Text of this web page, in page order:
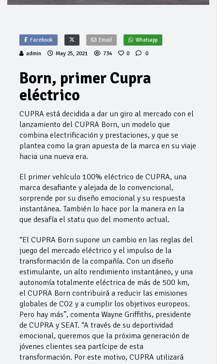
Facebook Email Whatsapp
admin May 25, 2021 734 0 0
Born, primer Cupra
eléctrico
CUPRA está decidida a dar un giro al mercado con el
lanzamiento del CUPRA Born, un modelo que
combina electrificación y prestaciones, y que se
plantea como la gran apuesta de la marca en su viaje
hacia una nueva era.
El primer vehículo 100% eléctrico de CUPRA, una
marca desafiante y alejada de lo convencional,
sorprende por su diseño emocional y su respuesta
instantánea. También lo hace por la manera en la
que desafía el statu quo del momento actual.
“El CUPRA Born supone un cambio en las reglas del
juego del mercado eléctrico y el impulso de la
transformación de la compañía. Con un diseño
estimulante, un alto rendimiento instantáneo, y una
autonomía totalmente eléctrica de más de 500 km,
el CUPRA Born contribuirá a reducir las emisiones
globales de CO2 y a cumplir los objetivos europeos.
Pero hay más”, comenta Wayne Griffiths, presidente
de CUPRA y SEAT. “A través de su deportividad
emocional, queremos que la próxima generación de
jóvenes clientes sea partícipe de esta
transformación. Por este motivo, CUPRA utilizará